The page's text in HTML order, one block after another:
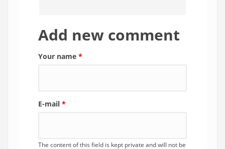
Add new comment
Your name *
E-mail *
The content of this field is kept private and will not be